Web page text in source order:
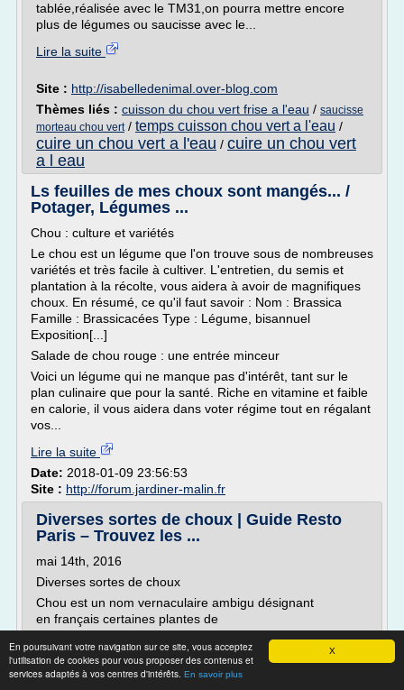
X
En poursuivant votre navigation sur ce site, vous acceptez
l'utilisation de cookies pour vous proposer des contenus et
services adaptés à vos centres d'intérêts. En savoir plus
tablée,réalisée avec le TM31,on pourra mettre encore
plus de légumes ou saucisse avec le...
Lire la suite
Site : http://isabelledenimal.over-blog.com
Thèmes liés : cuisson du chou vert frise a l'eau / saucisse
morteau chou vert/ temps cuisson chou vert a l'eau /
cuire un chou vert a l'eau / cuire un chou vert
a l eau
Ls feuilles de mes choux sont mangés... /
Potager, Légumes ...
Chou : culture et variétés
Le chou est un légume que l'on trouve sous de nombreuses
variétés et très facile à cultiver. L'entretien, du semis et
plantation à la récolte, vous aidera à avoir de magnifiques
choux. En résumé, ce qu'il faut savoir : Nom : Brassica
Famille : Brassicacées Type : Légume, bisannuel
Exposition[...]
Salade de chou rouge : une entrée minceur
Voici un légume qui ne manque pas d'intérêt, tant sur le
plan culinaire que pour la santé. Riche en vitamine et faible
en calorie, il vous aidera dans voter régime tout en régalant
vos...
Lire la suite
Date: 2018-01-09 23:56:53
Site : http://forum.jardiner-malin.fr
Diverses sortes de choux | Guide Resto
Paris – Trouvez les ...
mai 14th, 2016
Diverses sortes de choux
Chou est un nom vernaculaire ambigu désignant
en français certaines plantes de
la famille des Brassicacées. Ce sont
des légumes comestibles.
La plupart des choux sont également dotés de